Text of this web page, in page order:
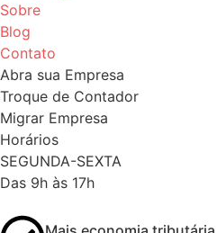
Sobre
Blog
Contato
Abra sua Empresa
Troque de Contador
Migrar Empresa
Horários
SEGUNDA-SEXTA
Das 9h às 17h